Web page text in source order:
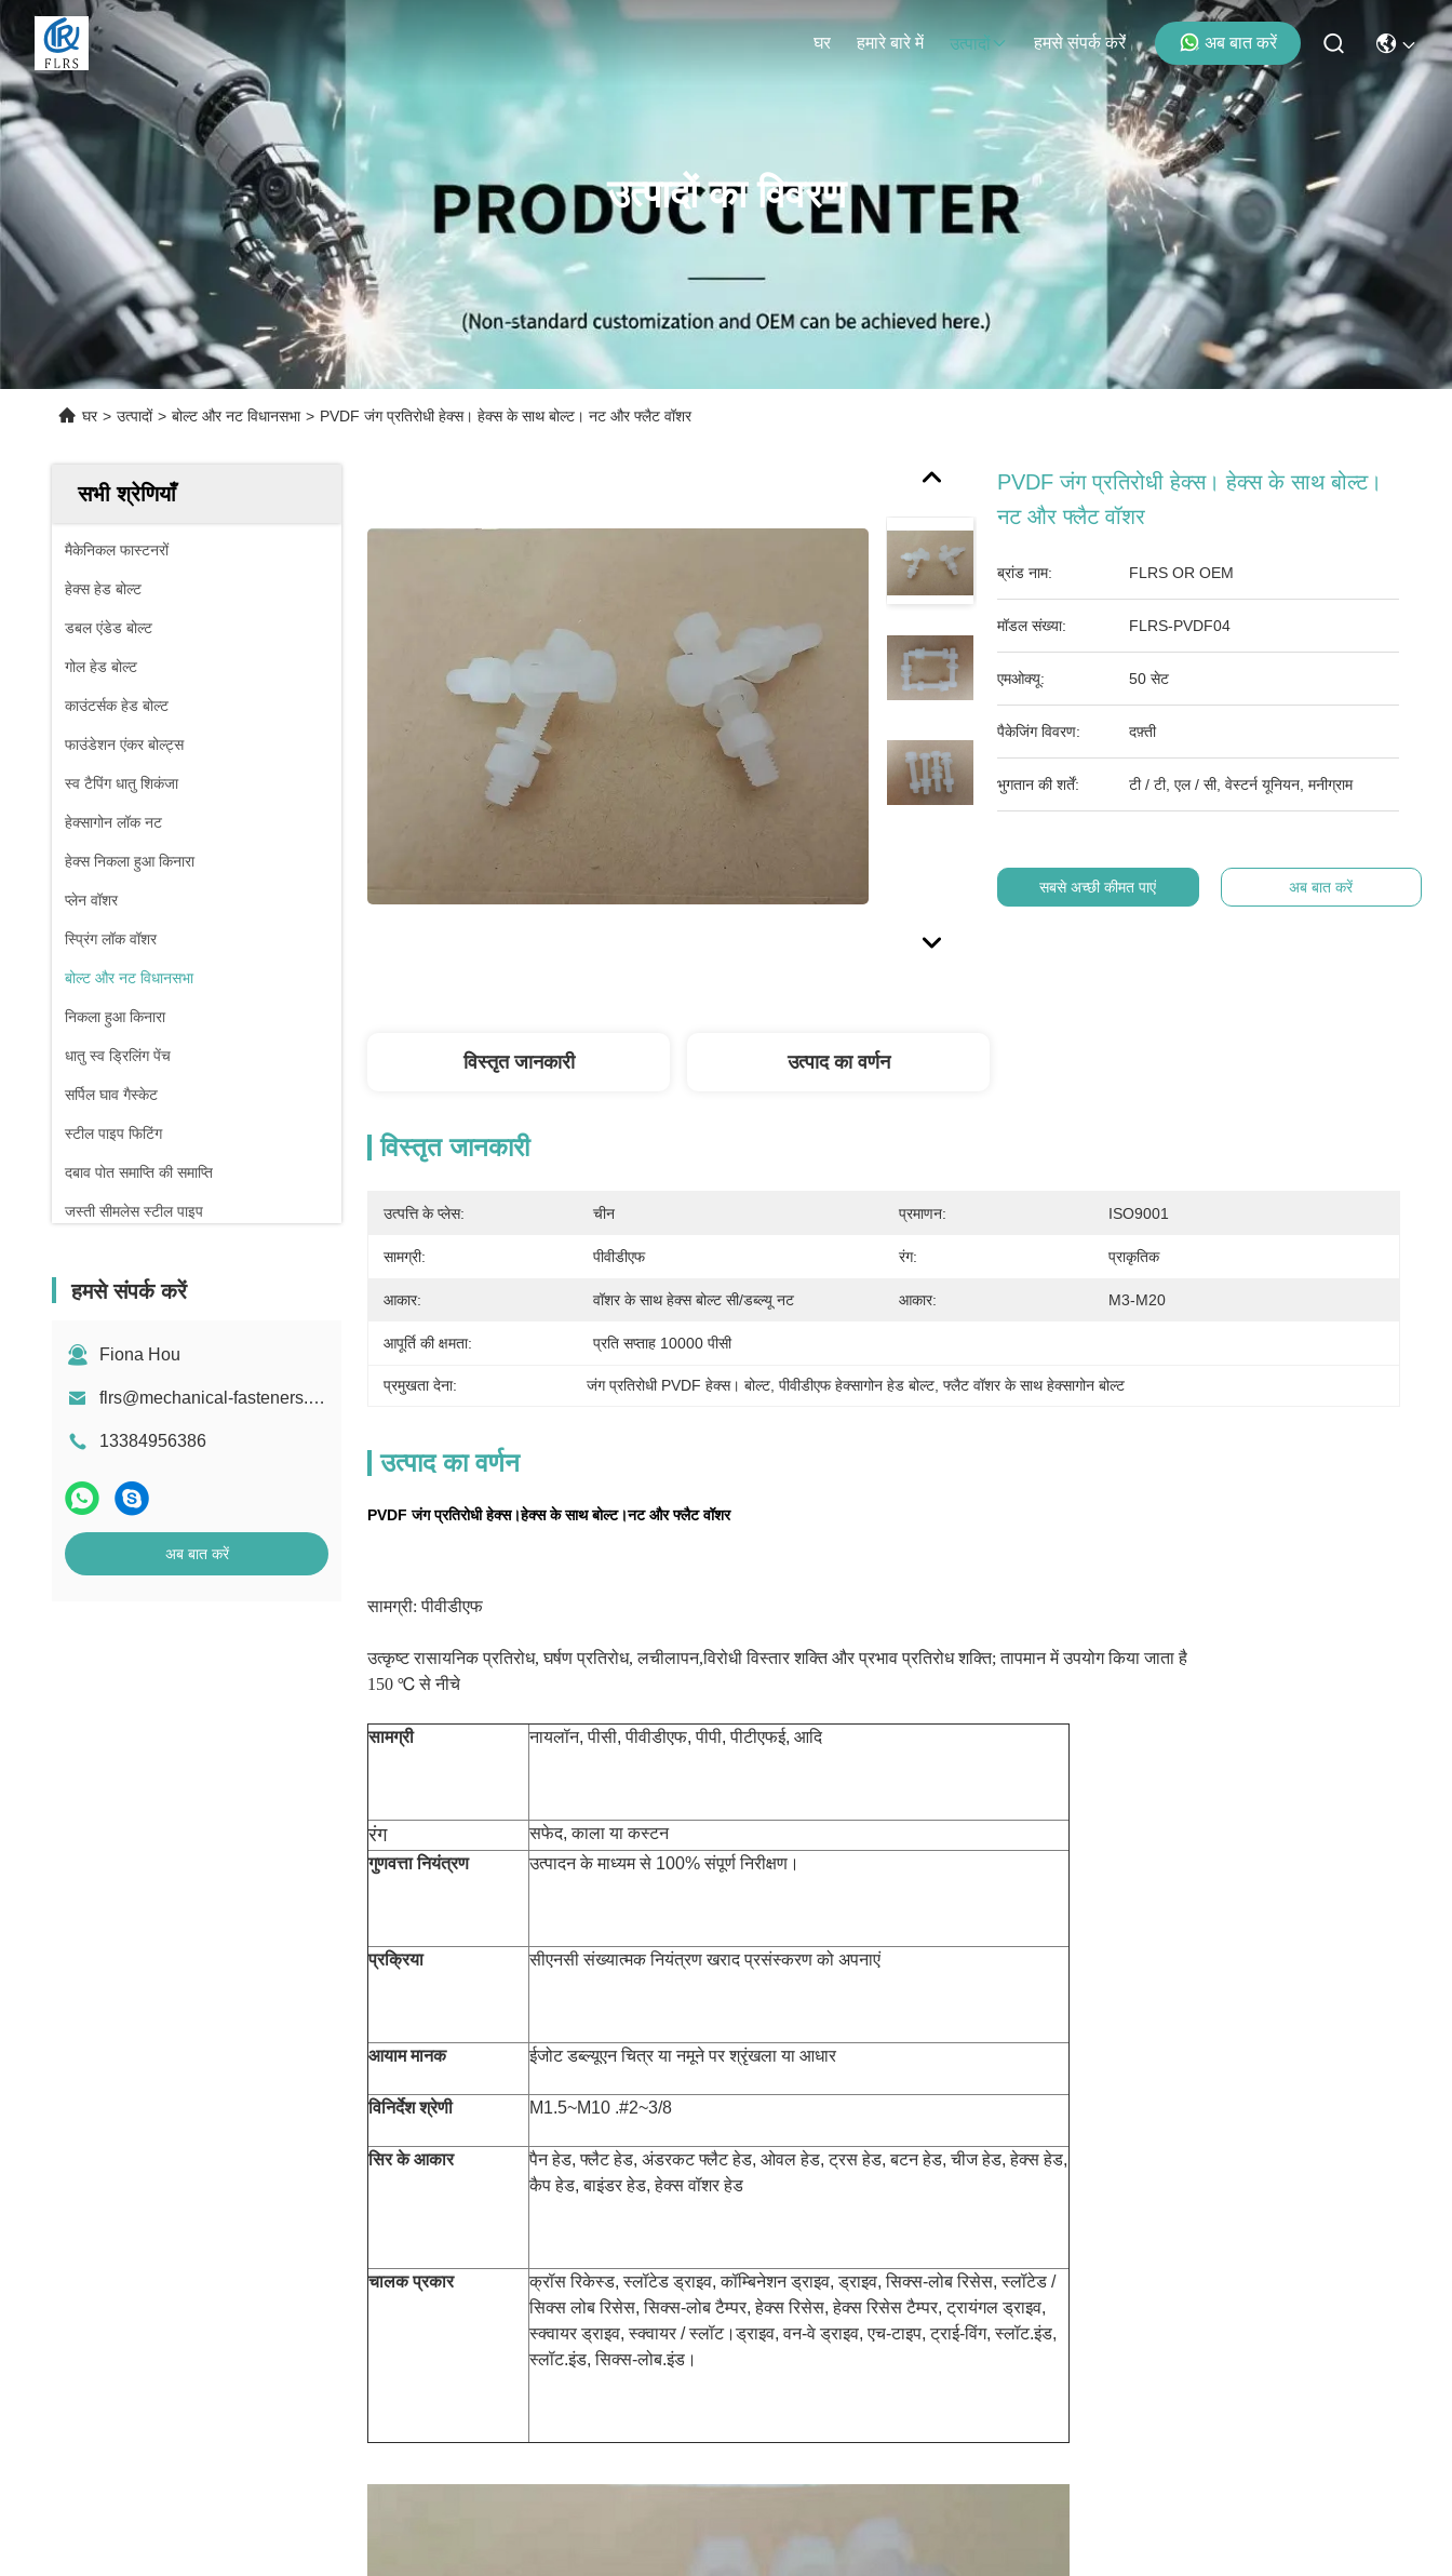
घर हमारे बारे में उत्पादों हमसे संपर्क करें अब बात करें
उत्पादों का विवरण
घर > उत्पादों > बोल्ट और नट विधानसभा > PVDF जंग प्रतिरोधी हेक्स। हेक्स के साथ बोल्ट। नट और फ्लैट वॉशर
सभी श्रेणियाँ
मैकेनिकल फास्टनरों
हेक्स हेड बोल्ट
डबल एंडेड बोल्ट
गोल हेड बोल्ट
काउंटर्सक हेड बोल्ट
फाउंडेशन एंकर बोल्ट्स
स्व टैपिंग धातु शिकंजा
हेक्सागोन लॉक नट
हेक्स निकला हुआ किनारा
प्लेन वॉशर
स्प्रिंग लॉक वॉशर
बोल्ट और नट विधानसभा
निकला हुआ किनारा
धातु स्व ड्रिलिंग पेंच
सर्पिल घाव गैस्केट
स्टील पाइप फिटिंग
दबाव पोत समाप्ति की समाप्ति
जस्ती सीमलेस स्टील पाइप
कम्प्रेशन स्प्रिंग
हमसे संपर्क करें
Fiona Hou
flrs@mechanical-fasteners.com
13384956386
अब बात करें
PVDF जंग प्रतिरोधी हेक्स। हेक्स के साथ बोल्ट।
नट और फ्लैट वॉशर
ब्रांड नाम: FLRS OR OEM
मॉडल संख्या: FLRS-PVDF04
एमओक्यू: 50 सेट
पैकेजिंग विवरण: दफ़्ती
भुगतान की शर्तें: टी / टी, एल / सी, वेस्टर्न यूनियन, मनीग्राम
सबसे अच्छी कीमत पाएं अब बात करें
विस्तृत जानकारी उत्पाद का वर्णन
विस्तृत जानकारी
उत्पत्ति के प्लेस: चीन प्रमाणन: ISO9001
सामग्री: पीवीडीएफ रंग: प्राकृतिक
आकार: वॉशर के साथ हेक्स बोल्ट सी/डब्ल्यू नट आकार: M3-M20
आपूर्ति की क्षमता: प्रति सप्ताह 10000 पीसी
प्रमुखता देना: जंग प्रतिरोधी PVDF हेक्स। बोल्ट , पीवीडीएफ हेक्सागोन हेड बोल्ट , फ्लैट वॉशर के साथ हेक्सागोन बोल्ट
उत्पाद का वर्णन
PVDF जंग प्रतिरोधी हेक्स।हेक्स के साथ बोल्ट।नट और फ्लैट वॉशर
सामग्री: पीवीडीएफ
उत्कृष्ट रासायनिक प्रतिरोध, घर्षण प्रतिरोध, लचीलापन,विरोधी विस्तार शक्ति और प्रभाव प्रतिरोध शक्ति; तापमान में उपयोग किया जाता है
150 ℃ से नीचे
सामग्री नायलॉन, पीसी, पीवीडीएफ, पीपी, पीटीएफई, आदि
रंग
सफेद, काला या कस्टन
गुणवत्ता नियंत्रण
उत्पादन के माध्यम से 100% संपूर्ण निरीक्षण।
प्रक्रिया सीएनसी संख्यात्मक नियंत्रण खराद प्रसंस्करण को अपनाएं
आयाम मानक ईजोट डब्ल्यूएनचित्र या नमूने पर श्रृंखला या आधार
विनिर्देशश्रेणी M1.5~M10 .#2~3/8
सिर के आकार
पैन हेड, फ्लैट हेड, अंडरकट फ्लैट हेड, ओवल हेड, ट्रस हेड, बटन हेड, चीज हेड, हेक्स हेड,
कैप हेड, बाइंडर हेड, हेक्स वॉशर हेड
चालक प्रकार
क्रॉस रिकेस्ड, स्लॉटेड ड्राइव, कॉम्बिनेशन ड्राइव, ड्राइव, सिक्स-लोब रिसेस, स्लॉटेड /
सिक्स लोब रिसेस, सिक्स-लोब टैम्पर, हेक्स रिसेस, हेक्स रिसेस टैम्पर, ट्रायंगल ड्राइव,
स्क्वायर ड्राइव, स्क्वायर / स्लॉट।ड्राइव, वन-वे ड्राइव, एच-टाइप, ट्राई-विंग, स्लॉट.इंड,
स्लॉट.इंड, सिक्स-लोब.इंड।